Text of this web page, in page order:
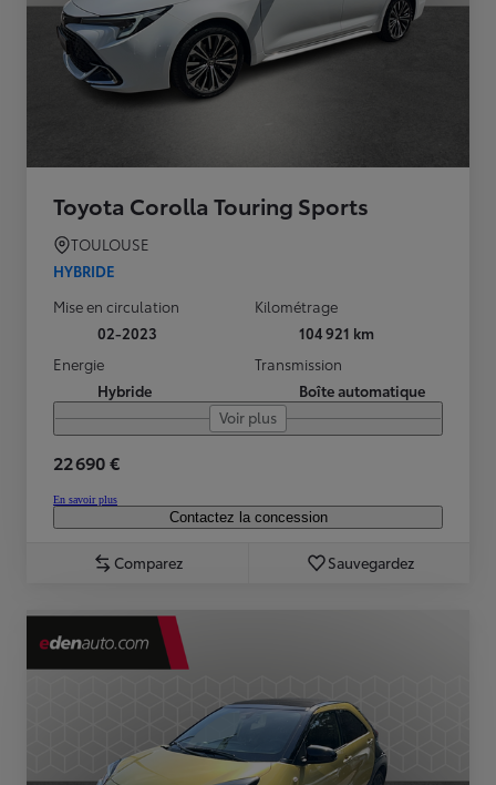
Toyota Corolla Touring Sports
TOULOUSE
HYBRIDE
Mise en circulation
02-2023
Kilométrage
104 921 km
Energie
Hybride
Transmission
Boîte automatique
Voir plus
22 690 €
En savoir plus
Contactez la concession
Comparez Sauvegardez